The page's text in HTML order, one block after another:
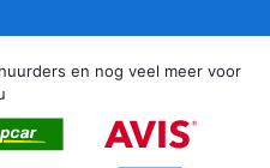
en nog veel meer voor